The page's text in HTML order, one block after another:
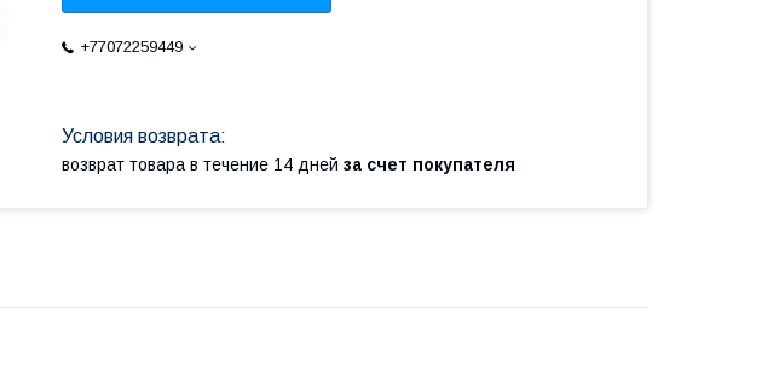
+77072259449
возврат товара в течение 14 дней за счет покупателя